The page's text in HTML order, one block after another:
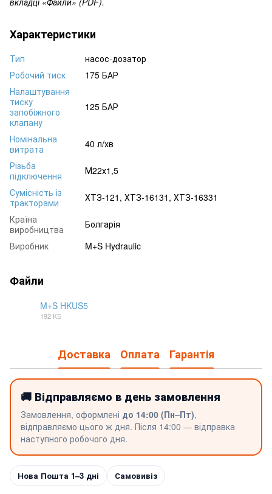
Характеристики
Тип
насос-дозатор
Робочий тиск
175 БАР
Налаштування
тиску
запобіжного
клапану
125 БАР
Номінальна
витрата
40 л/хв
Різьба
підключення
М22х1,5
Сумісність із
тракторами
ХТЗ-121, ХТЗ-16131, ХТЗ-16331
Країна
виробництва
Болгарія
Виробник
M+S Hydraulic
Файли
M+S HKUS5
192 КБ
Доставка Оплата Гарантія
🚚 Відправляємо в день замовлення
Замовлення, оформлені до 14:00 (Пн–Пт),
відправляємо цього ж дня. Після 14:00 — відправка
наступного робочого дня.
Нова Пошта 1–3 дні Самовивіз